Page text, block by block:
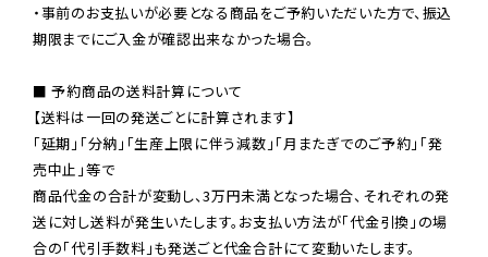
・事前のお支払いが必要となる商品をご予約いただいた方で、振込
期限までにご入金が確認出来なかった場合。
■ 予約商品の送料計算について
【送料は一回の発送ごとに計算されます】
「延期」「分納」「生産上限に伴う減数」「月またぎでのご予約」「発
売中止」等で
商品代金の合計が変動し、3万円未満となった場合、それぞれの発
送に対し送料が発生いたします。お支払い方法が「代金引換」の場